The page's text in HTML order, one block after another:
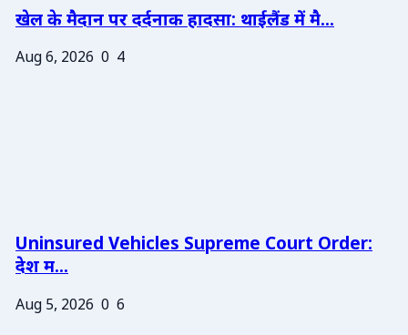
खेल के मैदान पर दर्दनाक हादसा: थाईलैंड में मै...
Aug 6, 2026 0 4
Uninsured Vehicles Supreme Court Order:
देश म...
Aug 5, 2026 0 6